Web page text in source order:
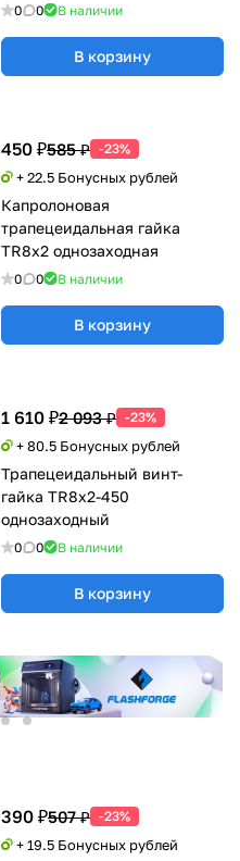
0 0 В наличии
В корзину
450 ₽585 ₽ -23%
+ 22.5 Бонусных рублей
Капролоновая
трапецеидальная гайка
TR8x2 однозаходная
0 0 В наличии
В корзину
1 610 ₽2 093 ₽ -23%
+ 80.5 Бонусных рублей
Трапецеидальный винт-
гайка TR8x2-450
однозаходный
0 0 В наличии
В корзину
390 ₽507 ₽ -23%
+ 19.5 Бонусных рублей